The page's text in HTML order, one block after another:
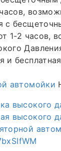
с
1-2 часов,
автомойки
высокого
высокого